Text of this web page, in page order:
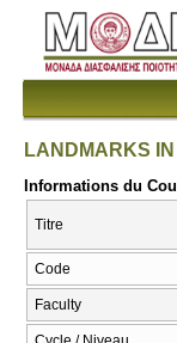
LANDMARKS
Informations du
Titre
Code
Faculty